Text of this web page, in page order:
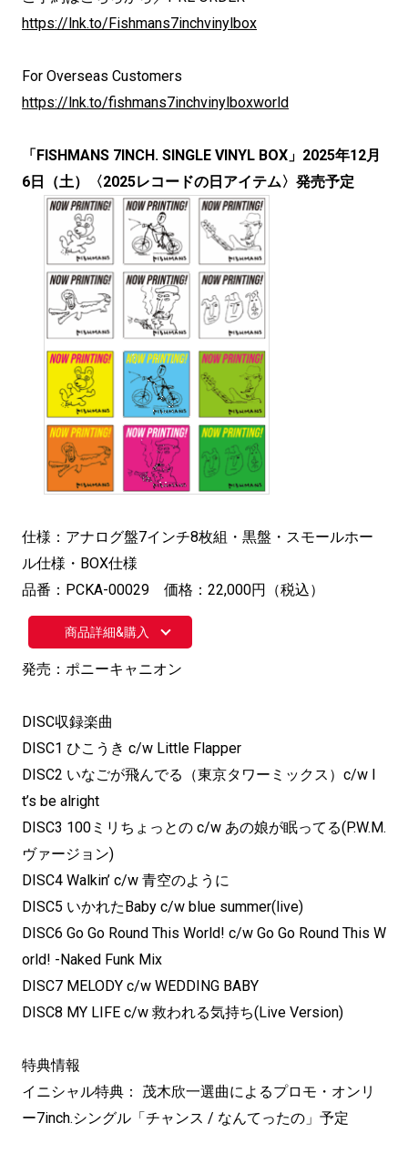
https://lnk.to/Fishmans7inchvinylbox
For Overseas Customers
https://lnk.to/fishmans7inchvinylboxworld
「FISHMANS 7INCH. SINGLE VINYL BOX」2025年12月
6日（土）〈2025レコードの日アイテム〉発売予定
仕様：アナログ盤7インチ8枚組・黒盤・スモールホー
ル仕様・BOX仕様
品番：PCKA-00029 価格：22,000円（税込）
商品詳細&購入
発売：ポニーキャニオン
DISC収録楽曲
DISC1 ひこうき c/w Little Flapper
DISC2 いなごが飛んでる（東京タワーミックス）c/w I
t’s be alright
DISC3 100ミリちょっとの c/w あの娘が眠ってる(P.W.M.
ヴァージョン)
DISC4 Walkin’ c/w 青空のように
DISC5 いかれたBaby c/w blue summer(live)
DISC6 Go Go Round This World! c/w Go Go Round This W
orld! -Naked Funk Mix
DISC7 MELODY c/w WEDDING BABY
DISC8 MY LIFE c/w 救われる気持ち(Live Version)
特典情報
イニシャル特典： 茂木欣一選曲によるプロモ・オンリ
ー7inch.シングル「チャンス / なんてったの」予定